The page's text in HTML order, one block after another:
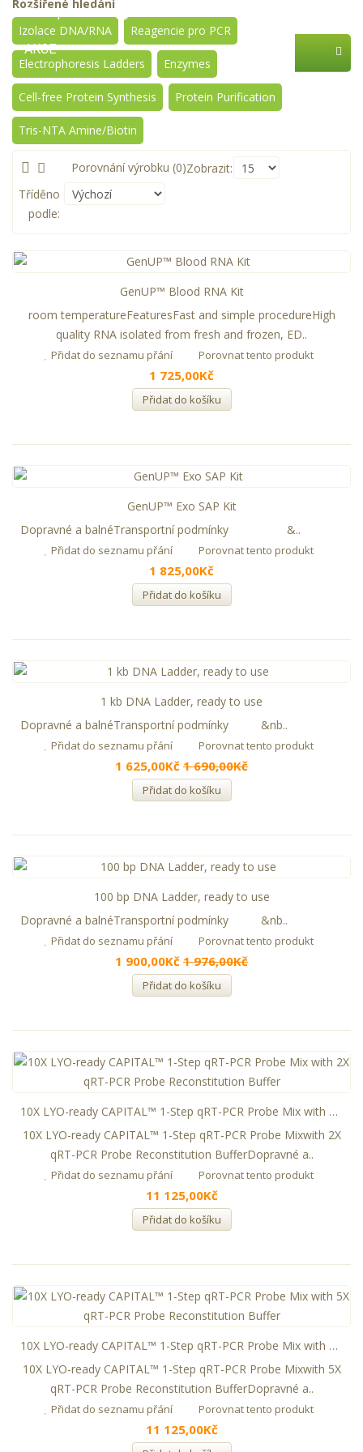
Zastupované firmy
AKCE
Rozšířené hledání
Izolace DNA/RNA
Reagencie pro PCR
Electrophoresis Ladders Enzymes
Cell-free Protein Synthesis Protein Purification
Tris-NTA Amine/Biotin
Porovnání výrobku (0)Zobrazit:
Tříděno
podle:
GenUP™ Blood RNA Kit
room temperatureFeaturesFast and simple procedureHigh
quality RNA isolated from fresh and frozen, ED..
Přidat do seznamu přání Porovnat tento produkt
1 725,00Kč
Přidat do košíku
GenUP™ Exo SAP Kit
Dopravné a balnéTransportní podmínky &..
Přidat do seznamu přání Porovnat tento produkt
1 825,00Kč
Přidat do košíku
1 kb DNA Ladder, ready to use
Dopravné a balnéTransportní podmínky &nb..
Přidat do seznamu přání Porovnat tento produkt
1 625,00Kč 1 690,00Kč
Přidat do košíku
100 bp DNA Ladder, ready to use
Dopravné a balnéTransportní podmínky &nb..
Přidat do seznamu přání Porovnat tento produkt
1 900,00Kč 1 976,00Kč
Přidat do košíku
10X LYO-ready CAPITAL™ 1-Step qRT-PCR Probe Mix with 2X qRT-PCR Probe Reconstitution Buffer
10X LYO-ready CAPITAL™ 1-Step qRT-PCR Probe Mixwith 2X
qRT-PCR Probe Reconstitution BufferDopravné a..
Přidat do seznamu přání Porovnat tento produkt
11 125,00Kč
Přidat do košíku
10X LYO-ready CAPITAL™ 1-Step qRT-PCR Probe Mix with 5X qRT-PCR Probe Reconstitution Buffer
10X LYO-ready CAPITAL™ 1-Step qRT-PCR Probe Mixwith 5X
qRT-PCR Probe Reconstitution BufferDopravné a..
Přidat do seznamu přání Porovnat tento produkt
11 125,00Kč